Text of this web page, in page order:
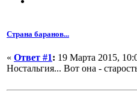
Страна баранов...
« Ответ #1: 19 Марта 2015,
Ностальгия... Вот она -